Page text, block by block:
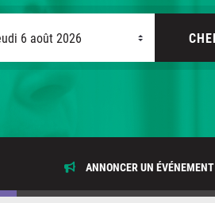
ANNONCER UN ÉVÉNEMENT